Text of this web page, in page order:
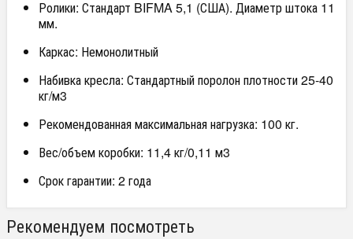
Ролики: Стандарт BIFMA 5,1 (США). Диаметр штока 11
мм.
Каркас: Немонолитный
Набивка кресла: Стандартный поролон плотности 25-40
кг/м3
Рекомендованная максимальная нагрузка: 100 кг.
Вес/объем коробки: 11,4 кг/0,11 м3
Срок гарантии: 2 года
Рекомендуем посмотреть